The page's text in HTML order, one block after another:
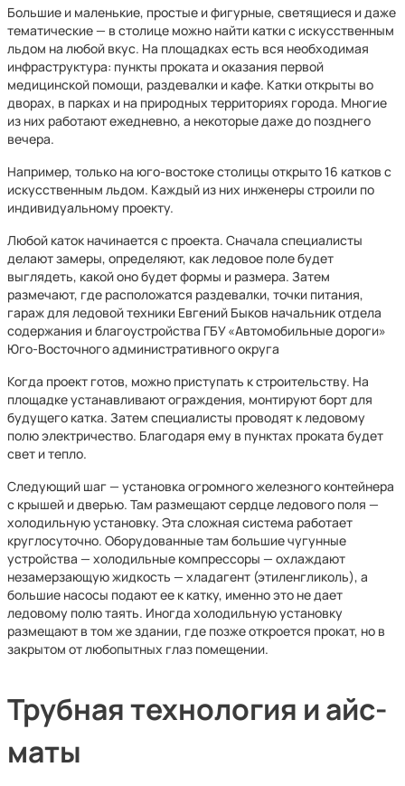
Большие и маленькие, простые и фигурные, светящиеся и даже
тематические — в столице можно найти катки с искусственным
льдом на любой вкус. На площадках есть вся необходимая
инфраструктура: пункты проката и оказания первой
медицинской помощи, раздевалки и кафе. Катки открыты во
дворах, в парках и на природных территориях города. Многие
из них работают ежедневно, а некоторые даже до позднего
вечера.
Например, только на юго-востоке столицы открыто 16 катков с
искусственным льдом. Каждый из них инженеры строили по
индивидуальному проекту.
Любой каток начинается с проекта. Сначала специалисты
делают замеры, определяют, как ледовое поле будет
выглядеть, какой оно будет формы и размера. Затем
размечают, где расположатся раздевалки, точки питания,
гараж для ледовой техники Евгений Быков начальник отдела
содержания и благоустройства ГБУ «Автомобильные дороги»
Юго-Восточного административного округа
Когда проект готов, можно приступать к строительству. На
площадке устанавливают ограждения, монтируют борт для
будущего катка. Затем специалисты проводят к ледовому
полю электричество. Благодаря ему в пунктах проката будет
свет и тепло.
Следующий шаг — установка огромного железного контейнера
с крышей и дверью. Там размещают сердце ледового поля —
холодильную установку. Эта сложная система работает
круглосуточно. Оборудованные там большие чугунные
устройства — холодильные компрессоры — охлаждают
незамерзающую жидкость — хладагент (этиленгликоль), а
большие насосы подают ее к катку, именно это не дает
ледовому полю таять. Иногда холодильную установку
размещают в том же здании, где позже откроется прокат, но в
закрытом от любопытных глаз помещении.
Трубная технология и айс-
маты